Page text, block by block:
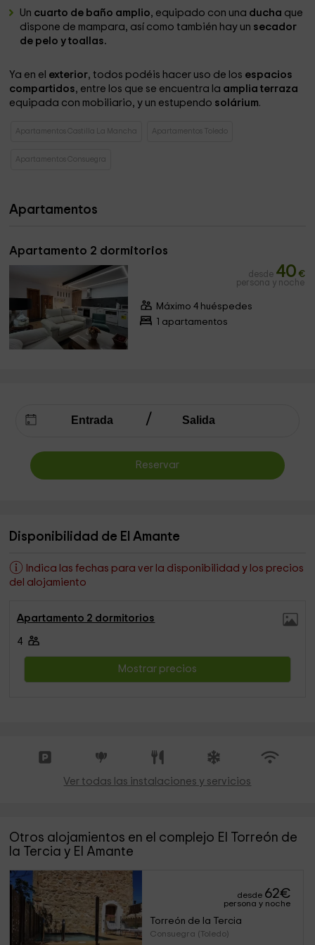
Un cuarto de baño amplio, equipado con una ducha que
dispone de mampara, así como también hay un secador
de pelo y toallas.
Ya en el exterior, todos podéis hacer uso de los espacios
compartidos, entre los que se encuentra la amplia terraza
equipada con mobiliario, y un estupendo solárium.
Apartamentos Castilla La Mancha Apartamentos Toledo
Apartamentos Consuegra
Apartamentos
Apartamento 2 dormitorios
desde 40 €
persona y noche
Máximo 4 huéspedes
1 apartamentos
Reservar
Disponibilidad de El Amante
Indica las fechas para ver la disponibilidad y los precios
del alojamiento
Apartamento 2 dormitorios
4
Mostrar precios
Ver todas las instalaciones y servicios
Otros alojamientos en el complejo El Torreón de
la Tercia y El Amante
desde 62€
persona y noche
Torreón de la Tercia
Consuegra (Toledo)